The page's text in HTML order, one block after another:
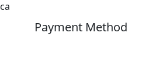
Payment Method